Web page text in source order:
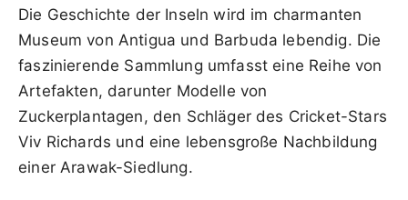
Die Geschichte der Inseln wird im charmanten
Museum von Antigua und Barbuda lebendig. Die
faszinierende Sammlung umfasst eine Reihe von
Artefakten, darunter Modelle von
Zuckerplantagen, den Schläger des Cricket-Stars
Viv Richards und eine lebensgroße Nachbildung
einer Arawak-Siedlung.